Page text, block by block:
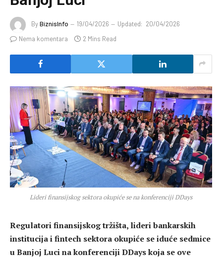
ByBiznisInfo 19/04/2026 Updated: 20/04/2026
Nema komentara
2 Mins Read
Lideri finansijskog sektora okupiće se na konferenciji DDays
Regulatori finansijskog tržišta, lideri bankarskih
institucija i fintech sektora okupiće se iduće sedmice
u Banjoj Luci na konferenciji DDays koja se ove